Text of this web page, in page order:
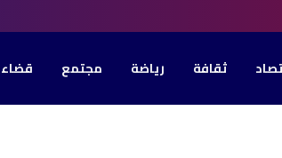
ثقافة رياضة مجتمع قضاء